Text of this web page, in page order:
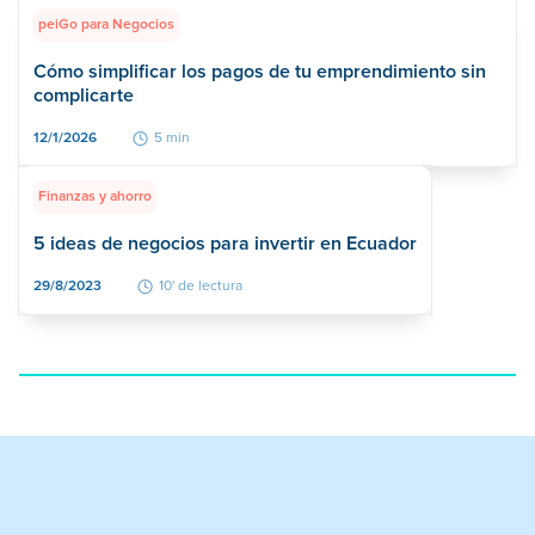
peiGo para Negocios
Cómo simplificar los pagos de tu emprendimiento sin
complicarte
12/1/2026 5 min
Finanzas y ahorro
5 ideas de negocios para invertir en Ecuador
29/8/2023 10' de lectura